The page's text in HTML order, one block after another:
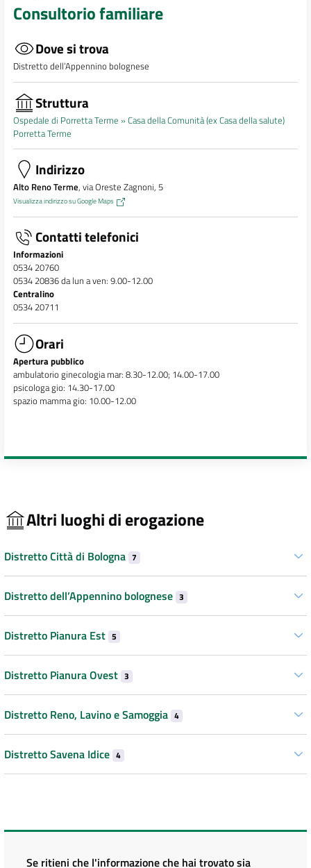
Consultorio familiare
Dove si trova
Distretto dell’Appennino bolognese
Struttura
Ospedale di Porretta Terme »Casa della Comunità (ex Casa della salute)
Porretta Terme
Indirizzo
Alto Reno Terme, via Oreste Zagnoni, 5
Visualizza indirizzo su Google Maps
Contatti telefonici
Informazioni
0534 20760
0534 20836 da lun a ven: 9.00-12.00
Centralino
0534 20711
Orari
Apertura pubblico
ambulatorio ginecologia mar: 8.30-12.00; 14.00-17.00
psicologa gio: 14.30-17.00
spazio mamma gio: 10.00-12.00
Altri luoghi di erogazione
Distretto Città di Bologna 7
Distretto dell’Appennino bolognese 3
Distretto Pianura Est 5
Distretto Pianura Ovest 3
Distretto Reno, Lavino e Samoggia 4
Distretto Savena Idice 4
Se ritieni che l'informazione che hai trovato sia